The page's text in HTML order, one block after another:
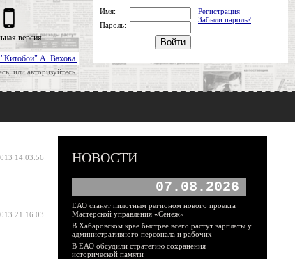
А. Вахова.
или авторизуйтесь.
версия
Имя:
Регистрация
Забыли пароль?
Пароль:
14:03:56
21:16:03
НОВОСТИ
07.08.2026
ЕАО станет пилотным регионом нового проекта
Мастерской управления «Сенеж»
В Хабаровском крае быстрее всего растут зарплаты у
административного персонала и рабочих
В ЕАО обсудили стратегию сохранения
исторической памяти